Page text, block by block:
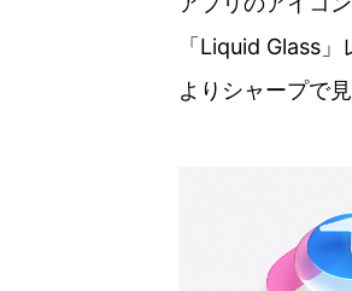
「Liquid Glass
よりシャープで